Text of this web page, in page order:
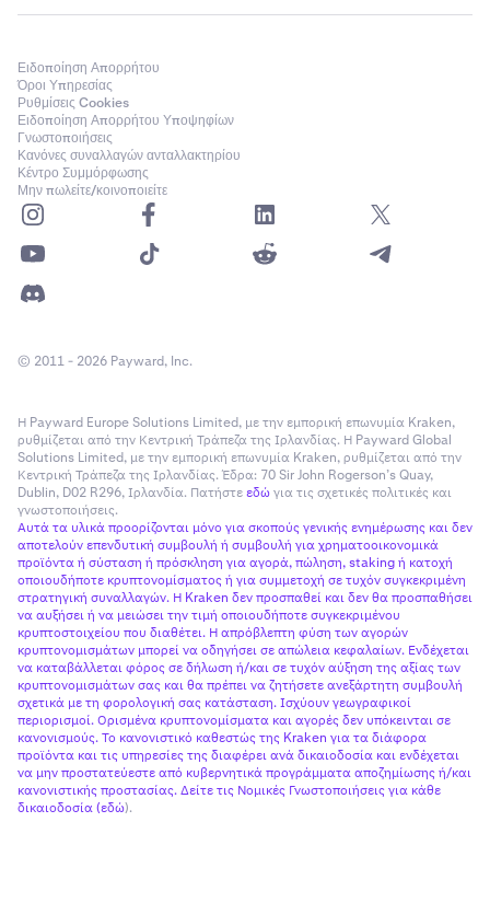
Ειδοποίηση Απορρήτου
Όροι Υπηρεσίας
Ρυθμίσεις Cookies
Ειδοποίηση Απορρήτου Υποψηφίων
Γνωστοποιήσεις
Κανόνες συναλλαγών ανταλλακτηρίου
Κέντρο Συμμόρφωσης
Μην πωλείτε/κοινοποιείτε
© 2011 - 2026 Payward, Inc.
Η Payward Europe Solutions Limited, με την εμπορική επωνυμία Kraken,
ρυθμίζεται από την Κεντρική Τράπεζα της Ιρλανδίας. Η Payward Global
Solutions Limited, με την εμπορική επωνυμία Kraken, ρυθμίζεται από την
Κεντρική Τράπεζα της Ιρλανδίας. Έδρα: 70 Sir John Rogerson’s Quay,
Dublin, D02 R296, Ιρλανδία. Πατήστεεδώγια τις σχετικές πολιτικές και
γνωστοποιήσεις.
Αυτά τα υλικά προορίζονται μόνο για σκοπούς γενικής ενημέρωσης και δεν
αποτελούν επενδυτική συμβουλή ή συμβουλή για χρηματοοικονομικά
προϊόντα ή σύσταση ή πρόσκληση για αγορά, πώληση, staking ή κατοχή
οποιουδήποτε κρυπτονομίσματος ή για συμμετοχή σε τυχόν συγκεκριμένη
στρατηγική συναλλαγών. Η Kraken δεν προσπαθεί και δεν θα προσπαθήσει
να αυξήσει ή να μειώσει την τιμή οποιουδήποτε συγκεκριμένου
κρυπτοστοιχείου που διαθέτει. Η απρόβλεπτη φύση των αγορών
κρυπτονομισμάτων μπορεί να οδηγήσει σε απώλεια κεφαλαίων. Ενδέχεται
να καταβάλλεται φόρος σε δήλωση ή/και σε τυχόν αύξηση της αξίας των
κρυπτονομισμάτων σας και θα πρέπει να ζητήσετε ανεξάρτητη συμβουλή
σχετικά με τη φορολογική σας κατάσταση. Ισχύουν γεωγραφικοί
περιορισμοί. Ορισμένα κρυπτονομίσματα και αγορές δεν υπόκεινται σε
κανονισμούς. Το κανονιστικό καθεστώς της Kraken για τα διάφορα
προϊόντα και τις υπηρεσίες της διαφέρει ανά δικαιοδοσία και ενδέχεται
να μην προστατεύεστε από κυβερνητικά προγράμματα αποζημίωσης ή/και
κανονιστικής προστασίας. Δείτε τις Νομικές Γνωστοποιήσεις για κάθε
δικαιοδοσία (εδώ).